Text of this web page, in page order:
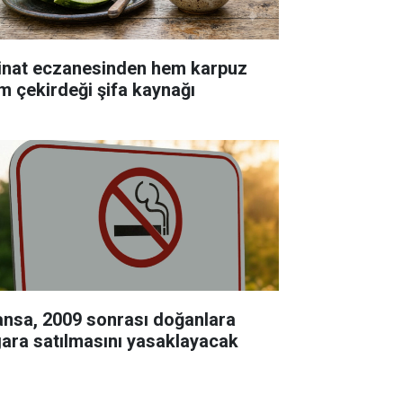
eczanesinden hem karpuz
çekirdeği şifa kaynağı
2009 sonrası doğanlara
satılmasını yasaklayacak